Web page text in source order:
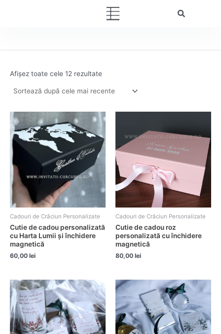
Menu
Afișez toate cele 12 rezultate
după
cele
mai
Cadouri de Crăciun Personalizate
Cutie de cadou personalizată
cu Harta Lumii și închidere
magnetică
60,00 lei
Cadouri de Crăciun Personalizate
Cutie de cadou roz
personalizată cu închidere
magnetică
80,00 lei